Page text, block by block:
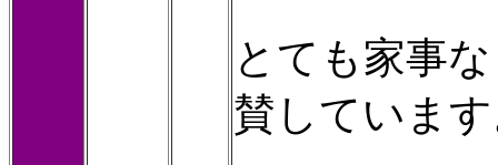
とても家事
賛していま